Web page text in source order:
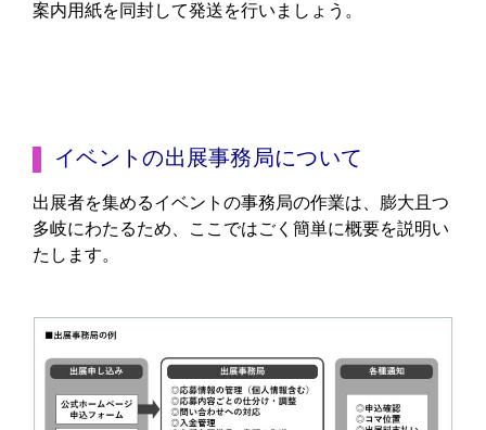
案内用紙を同封して発送を行いましょう。
イベントの出展事務局について
出展者を集めるイベントの事務局の作業は、膨大且つ
多岐にわたるため、ここではごく簡単に概要を説明い
たします。